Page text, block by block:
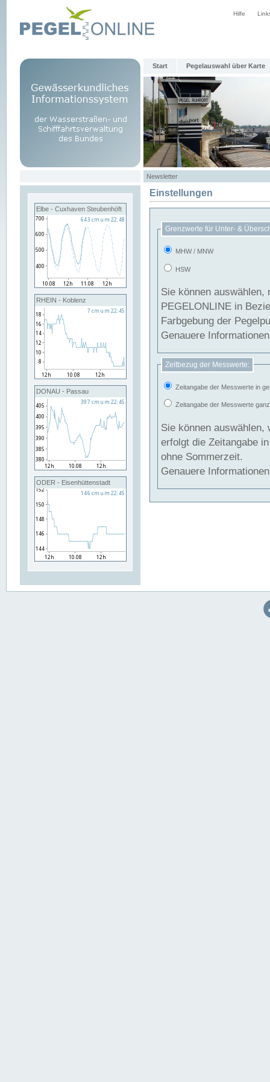
Hilfe
Start Pegelauswahl über Karte
Newsletter
Elbe - Cuxhaven Steubenhöft
RHEIN - Koblenz
DONAU - Passau
ODER - Eisenhüttenstadt
Einstellungen
Grenzwerte für Unter- &
MHW / MNW
HSW
Sie können
PEGELONLINE in Beziehung
Farbgebung der
Genauere
Zeitbezug der Messwerte:
Zeitangabe der Messwerte in
Zeitangabe der Messwerte
Sie können auswählen,
erfolgt die Zeitangabe
ohne Sommerzeit.
Genauere